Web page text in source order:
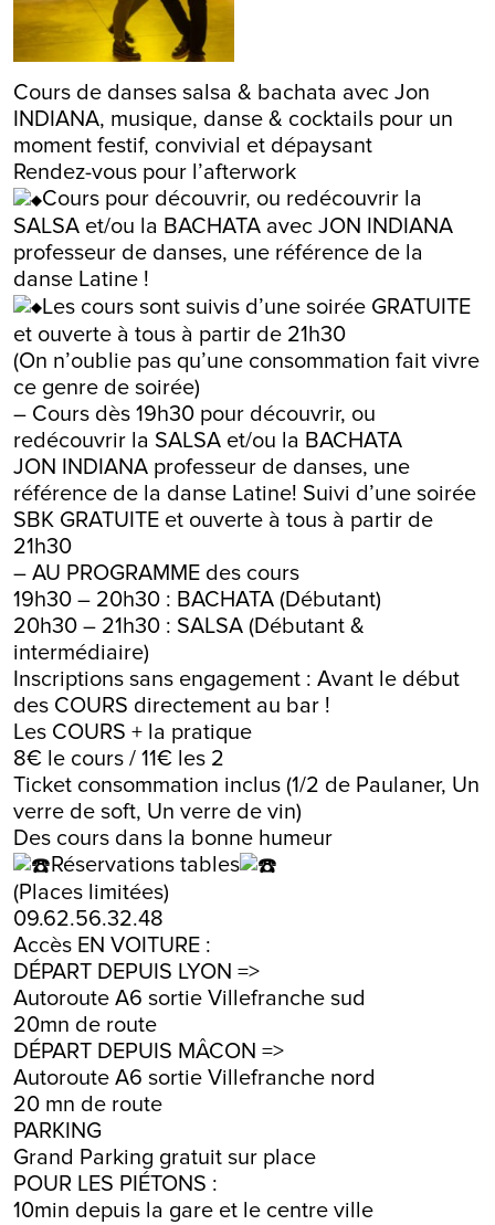
Cours de danses salsa & bachata avec Jon
INDIANA, musique, danse & cocktails pour un
moment festif, convivial et dépaysant
Rendez-vous pour l’afterwork
Cours pour découvrir, ou redécouvrir la
SALSA et/ou la BACHATA avec JON INDIANA
professeur de danses, une référence de la
danse Latine !
Les cours sont suivis d’une soirée GRATUITE
et ouverte à tous à partir de 21h30
(On n’oublie pas qu’une consommation fait vivre
ce genre de soirée)
– Cours dès 19h30 pour découvrir, ou
redécouvrir la SALSA et/ou la BACHATA
JON INDIANA professeur de danses, une
référence de la danse Latine! Suivi d’une soirée
SBK GRATUITE et ouverte à tous à partir de
21h30
– AU PROGRAMME des cours
19h30 – 20h30 : BACHATA (Débutant)
20h30 – 21h30 : SALSA (Débutant &
intermédiaire)
Inscriptions sans engagement : Avant le début
des COURS directement au bar !
Les COURS + la pratique
8€ le cours / 11€ les 2
Ticket consommation inclus (1/2 de Paulaner, Un
verre de soft, Un verre de vin)
Des cours dans la bonne humeur
Réservations tables
(Places limitées)
09.62.56.32.48
Accès EN VOITURE :
DÉPART DEPUIS LYON =>
Autoroute A6 sortie Villefranche sud
20mn de route
DÉPART DEPUIS MÂCON =>
Autoroute A6 sortie Villefranche nord
20 mn de route
PARKING
Grand Parking gratuit sur place
POUR LES PIÉTONS :
10min depuis la gare et le centre ville